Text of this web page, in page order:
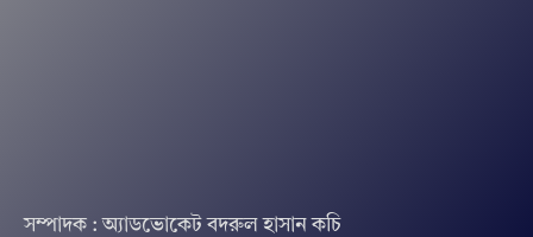
সম্পাদক : অ্যাডভোকেট বদরুল হাসান কচি